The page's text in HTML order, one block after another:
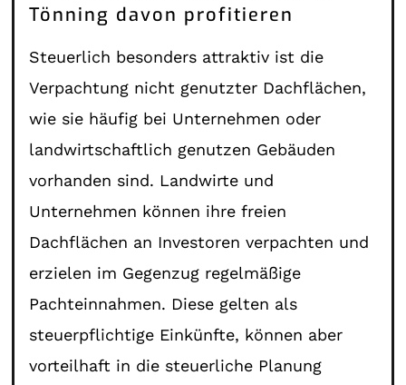
Tönning davon profitieren
Steuerlich besonders attraktiv ist die
Verpachtung nicht genutzter Dachflächen,
wie sie häufig bei Unternehmen oder
landwirtschaftlich genutzen Gebäuden
vorhanden sind. Landwirte und
Unternehmen können ihre freien
Dachflächen an Investoren verpachten und
erzielen im Gegenzug regelmäßige
Pachteinnahmen. Diese gelten als
steuerpflichtige Einkünfte, können aber
vorteilhaft in die steuerliche Planung